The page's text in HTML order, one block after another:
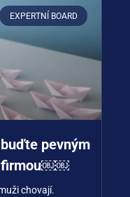
EXPERTNÍ BOARD
pevným
firmou￼￼
chovají.